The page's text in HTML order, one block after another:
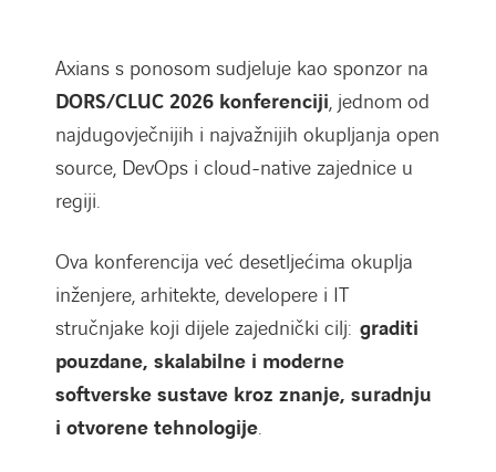
Axians s ponosom sudjeluje kao sponzor na
DORS/CLUC 2026 konferenciji, jednom od
najdugovječnijih i najvažnijih okupljanja open
source, DevOps i cloud-native zajednice u
regiji.
Ova konferencija već desetljećima okuplja
inženjere, arhitekte, developere i IT
stručnjake koji dijele zajednički cilj: graditi
pouzdane, skalabilne i moderne
softverske sustave kroz znanje, suradnju
i otvorene tehnologije.